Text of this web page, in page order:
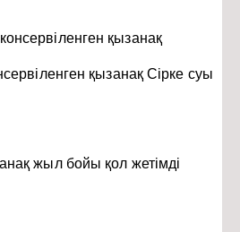
қызанақ
қызанақ Сірке суы
жыл бойы қол жетімді